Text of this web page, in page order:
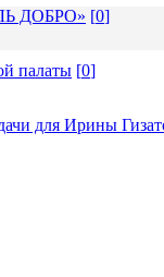
ДОБРО» [0]
палаты [0]
для Ирины